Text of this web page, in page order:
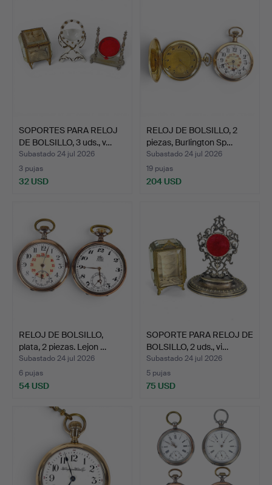
SOPORTES PARA RELOJ
DE BOLSILLO, 3 uds., v…
Subastado 24 jul 2026
3 pujas
32 USD
RELOJ DE BOLSILLO, 2
piezas, Burlington Sp…
Subastado 24 jul 2026
19 pujas
204 USD
RELOJ DE BOLSILLO,
plata, 2 piezas. Lejon …
Subastado 24 jul 2026
6 pujas
54 USD
SOPORTE PARA RELOJ DE
BOLSILLO, 2 uds., vi…
Subastado 24 jul 2026
5 pujas
75 USD